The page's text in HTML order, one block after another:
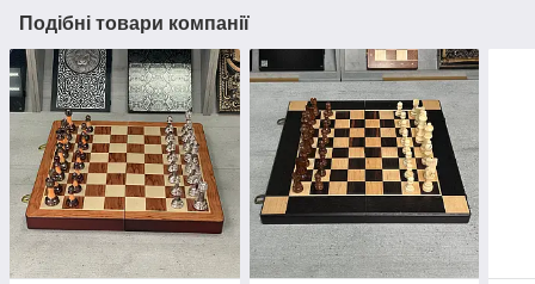
Подібні товари компанії